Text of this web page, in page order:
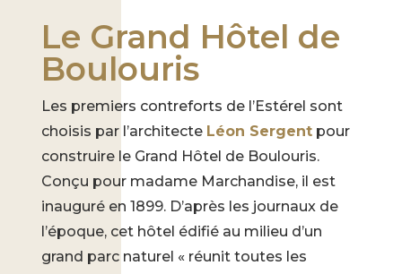
Le Grand Hôtel de
Boulouris
Les premiers contreforts de l’Estérel sont
choisis par l’architecte Léon Sergentpour
construire le Grand Hôtel de Boulouris.
Conçu pour madame Marchandise, il est
inauguré en 1899. D’après les journaux de
l’époque, cet hôtel édifié au milieu d’un
grand parc naturel « réunit toutes les